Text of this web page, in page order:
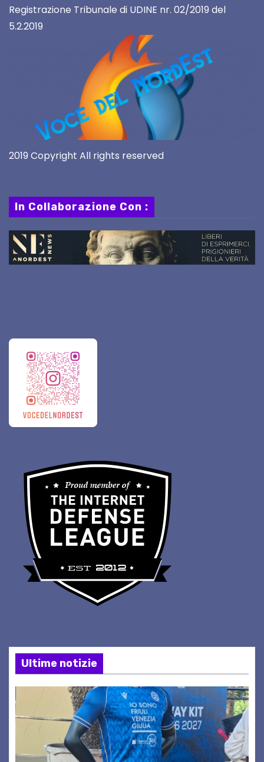
Registrazione Tribunale di UDINE nr. 02/2019 del
5.2.2019
2019 Copyright All rights reserved
In Collaborazione Con :
Ultime notizie